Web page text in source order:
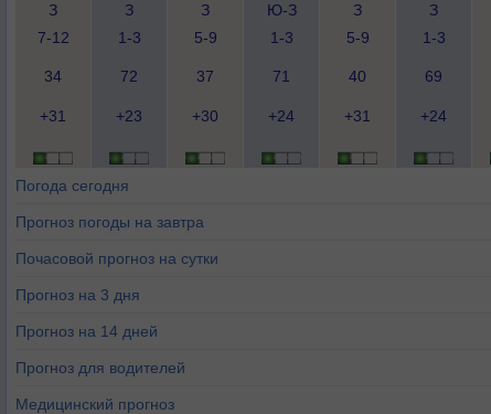
З
7-12
З
1-3
З
5-9
Ю-З
1-3
З
5-9
З
1-3
34 72 37 71 40 69
+31 +23 +30 +24 +31 +24
Погода сегодня
Прогноз погоды на завтра
Почасовой прогноз на сутки
Прогноз на 3 дня
Прогноз на 14 дней
Прогноз для водителей
Медицинский прогноз